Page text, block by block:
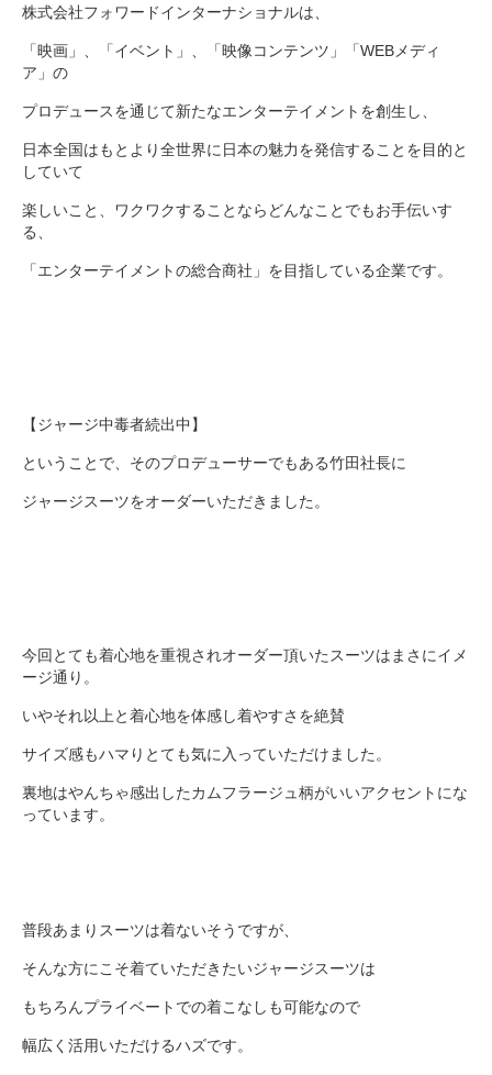
株式会社フォワードインターナショナルは、
「映画」、「イベント」、「映像コンテンツ」「WEBメディ
ア」の
プロデュースを通じて新たなエンターテイメントを創生し、
日本全国はもとより全世界に日本の魅力を発信することを目的と
していて
楽しいこと、ワクワクすることならどんなことでもお手伝いす
る、
「エンターテイメントの総合商社」を目指している企業です。
【ジャージ中毒者続出中】
ということで、そのプロデューサーでもある竹田社長に
ジャージスーツをオーダーいただきました。
今回とても着心地を重視されオーダー頂いたスーツはまさにイメ
ージ通り。
いやそれ以上と着心地を体感し着やすさを絶賛
サイズ感もハマりとても気に入っていただけました。
裏地はやんちゃ感出したカムフラージュ柄がいいアクセントにな
っています。
普段あまりスーツは着ないそうですが、
そんな方にこそ着ていただきたいジャージスーツは
もちろんプライベートでの着こなしも可能なので
幅広く活用いただけるハズです。